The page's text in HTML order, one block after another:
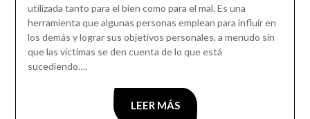
utilizada tanto para el bien como para el mal. Es una
herramienta que algunas personas emplean para influir en
los demás y lograr sus objetivos personales, a menudo sin
que las víctimas se den cuenta de lo que está
sucediendo….
LEER MÁS